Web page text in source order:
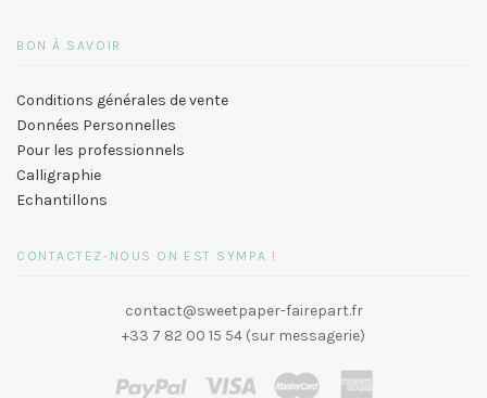
BON À SAVOIR
Conditions générales de vente
Données Personnelles
Pour les professionnels
Calligraphie
Echantillons
CONTACTEZ-NOUS ON EST SYMPA !
contact@sweetpaper-fairepart.fr
+33 7 82 00 15 54 (sur messagerie)